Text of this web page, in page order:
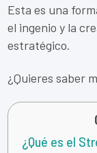
Esta es una
el ingenio y la
estratégico.
¿Quieres saber
¿Qué es el